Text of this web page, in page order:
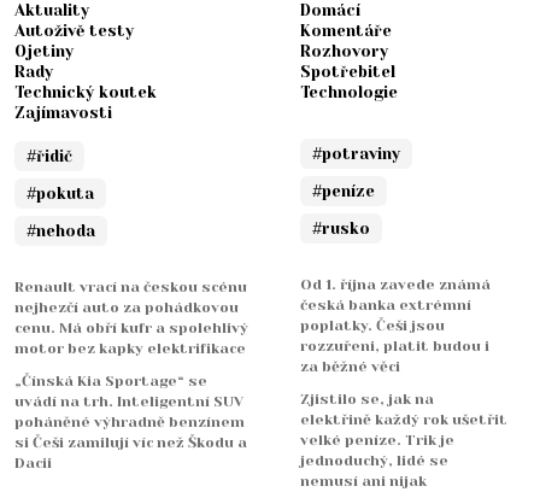
Aktuality
Autoživě testy
Ojetiny
Rady
Technický koutek
Zajímavosti
#řidič
#pokuta
#nehoda
Renault vrací na českou scénu
nejhezčí auto za pohádkovou
cenu. Má obří kufr a spolehlivý
motor bez kapky elektrifikace
„Čínská Kia Sportage“ se
uvádí na trh. Inteligentní SUV
poháněné výhradně benzínem
si Češi zamilují víc než Škodu a
Dacii
Domácí
Komentáře
Rozhovory
Spotřebitel
Technologie
#potraviny
#peníze
#rusko
Od 1. října zavede známá
česká banka extrémní
poplatky. Češi jsou
rozzuřeni, platit budou i
za běžné věci
Zjistilo se, jak na
elektřině každý rok ušetřit
velké peníze. Trik je
jednoduchý, lidé se
nemusí ani nijak